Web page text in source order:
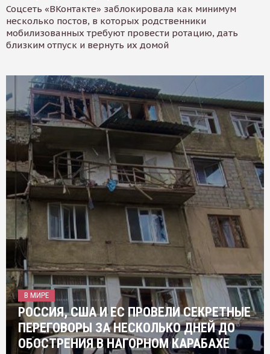
Соцсеть «ВКонтакте» заблокировала как минимум
несколько постов, в которых родственники
мобилизованных требуют провести ротацию, дать
близким отпуск и вернуть их домой
В МИРЕ
РОССИЯ, США И ЕС ПРОВЕЛИ СЕКРЕТНЫЕ
ПЕРЕГОВОРЫ ЗА НЕСКОЛЬКО ДНЕЙ ДО
ОБОСТРЕНИЯ В НАГОРНОМ КАРАБАХЕ